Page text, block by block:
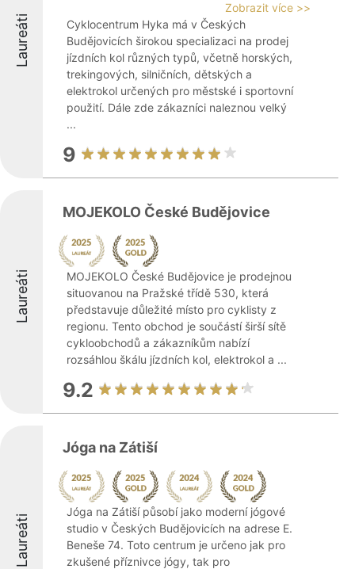
Laureáti
Zobrazit více >>
Cyklocentrum Hyka má v Českých
Budějovicích širokou specializaci na prodej
jízdních kol různých typů, včetně horských,
trekingových, silničních, dětských a
elektrokol určených pro městské i sportovní
použití. Dále zde zákazníci naleznou velký
...
9
Laureáti
MOJEKOLO České Budějovice
MOJEKOLO České Budějovice je prodejnou
situovanou na Pražské třídě 530, která
představuje důležité místo pro cyklisty z
regionu. Tento obchod je součástí širší sítě
cykloobchodů a zákazníkům nabízí
rozsáhlou škálu jízdních kol, elektrokol a ...
9.2
Laureáti
Jóga na Zátiší
Jóga na Zátiší působí jako moderní jógové
studio v Českých Budějovicích na adrese E.
Beneše 74. Toto centrum je určeno jak pro
zkušené příznivce jógy, tak pro